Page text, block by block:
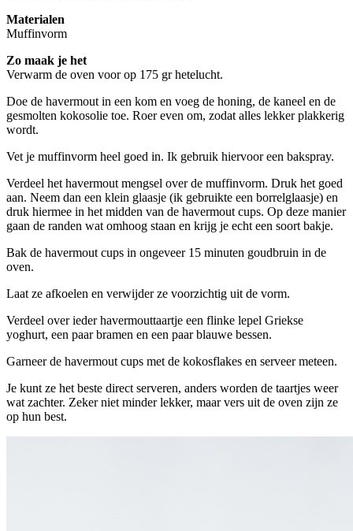
Materialen
Muffinvorm
Zo maak je het
Verwarm de oven voor op 175 gr hetelucht.
Doe de havermout in een kom en voeg de honing, de kaneel en de
gesmolten kokosolie toe. Roer even om, zodat alles lekker plakkerig
wordt.
Vet je muffinvorm heel goed in. Ik gebruik hiervoor een bakspray.
Verdeel het havermout mengsel over de muffinvorm. Druk het goed
aan. Neem dan een klein glaasje (ik gebruikte een borrelglaasje) en
druk hiermee in het midden van de havermout cups. Op deze manier
gaan de randen wat omhoog staan en krijg je echt een soort bakje.
Bak de havermout cups in ongeveer 15 minuten goudbruin in de
oven.
Laat ze afkoelen en verwijder ze voorzichtig uit de vorm.
Verdeel over ieder havermouttaartje een flinke lepel Griekse
yoghurt, een paar bramen en een paar blauwe bessen.
Garneer de havermout cups met de kokosflakes en serveer meteen.
Je kunt ze het beste direct serveren, anders worden de taartjes weer
wat zachter. Zeker niet minder lekker, maar vers uit de oven zijn ze
op hun best.